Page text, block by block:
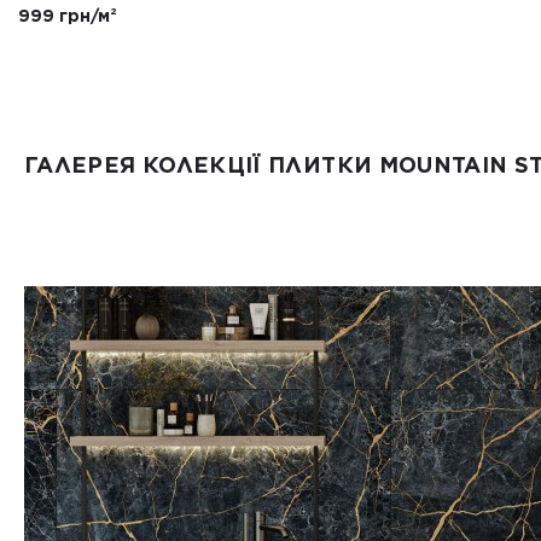
999 грн/м²
ГАЛЕРЕЯ КОЛЕКЦІЇ ПЛИТКИ MOUNTAIN